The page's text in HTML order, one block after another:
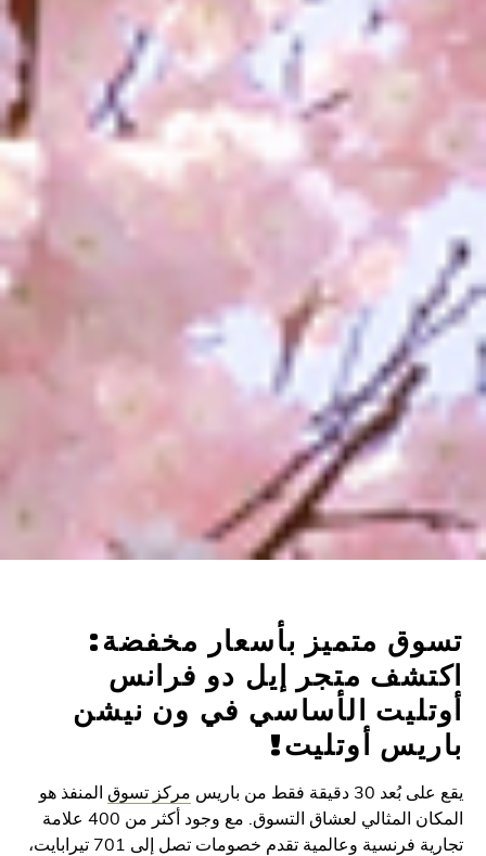
متميز بأسعار مخفضة:
متجر إيل دو فرانس
الأساسي في ون نيشن
أوتليت!
دقيقة فقط من باريس مركز تسوقالمنفذ هو
المكان المثالي لعشاق التسوق. مع وجود أكثر من 400 علامة
تجارية فرنسية وعالمية تقدم خصومات تصل إلى 701 تيرابايت،